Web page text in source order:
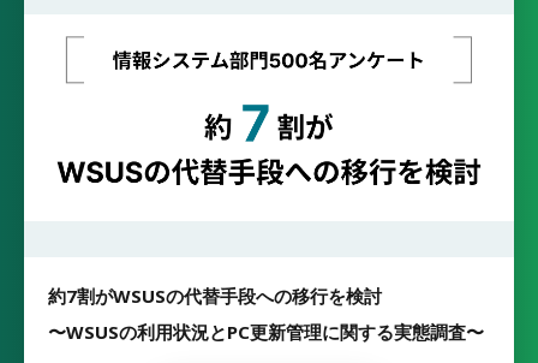
約7割がWSUSの代替手段への移行を検討
〜WSUSの利用状況とPC更新管理に関する実態調査〜